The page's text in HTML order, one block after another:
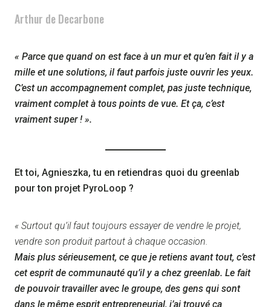
Arthur de Decarbone
« Parce que quand on est face à un mur et qu’en fait il y a
mille et une solutions, il faut parfois juste ouvrir les yeux.
C’est un accompagnement complet, pas juste technique,
vraiment complet à tous points de vue. Et ça, c’est
vraiment super ! ».
Et toi, Agnieszka, tu en retiendras quoi du greenlab
pour ton projet PyroLoop ?
« Surtout qu’il faut toujours essayer de vendre le projet,
vendre son produit partout à chaque occasion.
Mais plus sérieusement, ce que je retiens avant tout, c’est
cet esprit de communauté qu’il y a chez greenlab. Le fait
de pouvoir travailler avec le groupe, des gens qui sont
dans le même esprit entrepreneurial, j’ai trouvé ça